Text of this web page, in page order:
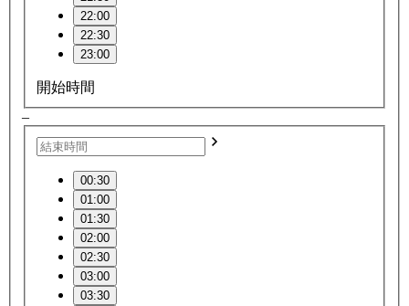
22:00
22:30
23:00
開始時間
–
00:30
01:00
01:30
02:00
02:30
03:00
03:30